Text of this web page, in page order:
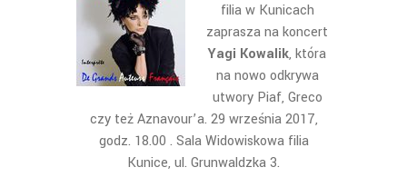
filia w Kunicach
zaprasza na koncert
Yagi Kowalik, która
na nowo odkrywa
utwory Piaf, Greco
czy też Aznavour’a. 29 września 2017,
godz. 18.00 . Sala Widowiskowa filia
Kunice, ul. Grunwaldzka 3.